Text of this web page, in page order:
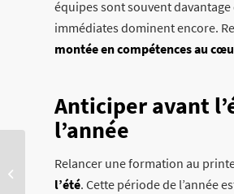
équipes sont souvent
immédiates dominent encore.
montée en compétences au
Anticiper avant
l’année
Relancer une formation au
l’été. Cette période de l’année
Le Village des Solutions –
MARSEA